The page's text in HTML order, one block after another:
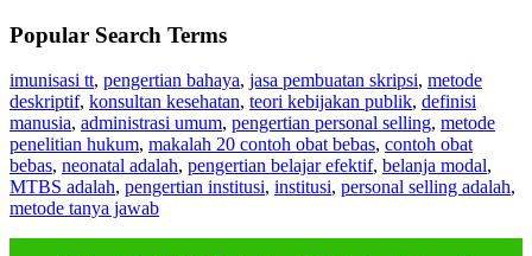
Popular Search Terms
imunisasi tt, pengertian bahaya, jasa pembuatan skripsi, metode
deskriptif, konsultan kesehatan, teori kebijakan publik, definisi
manusia, administrasi umum, pengertian personal selling, metode
penelitian hukum, makalah 20 contoh obat bebas, contoh obat
bebas, neonatal adalah, pengertian belajar efektif, belanja modal,
MTBS adalah, pengertian institusi, institusi, personal selling adalah,
metode tanya jawab